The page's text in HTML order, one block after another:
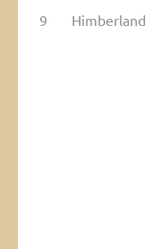
9 Himberland